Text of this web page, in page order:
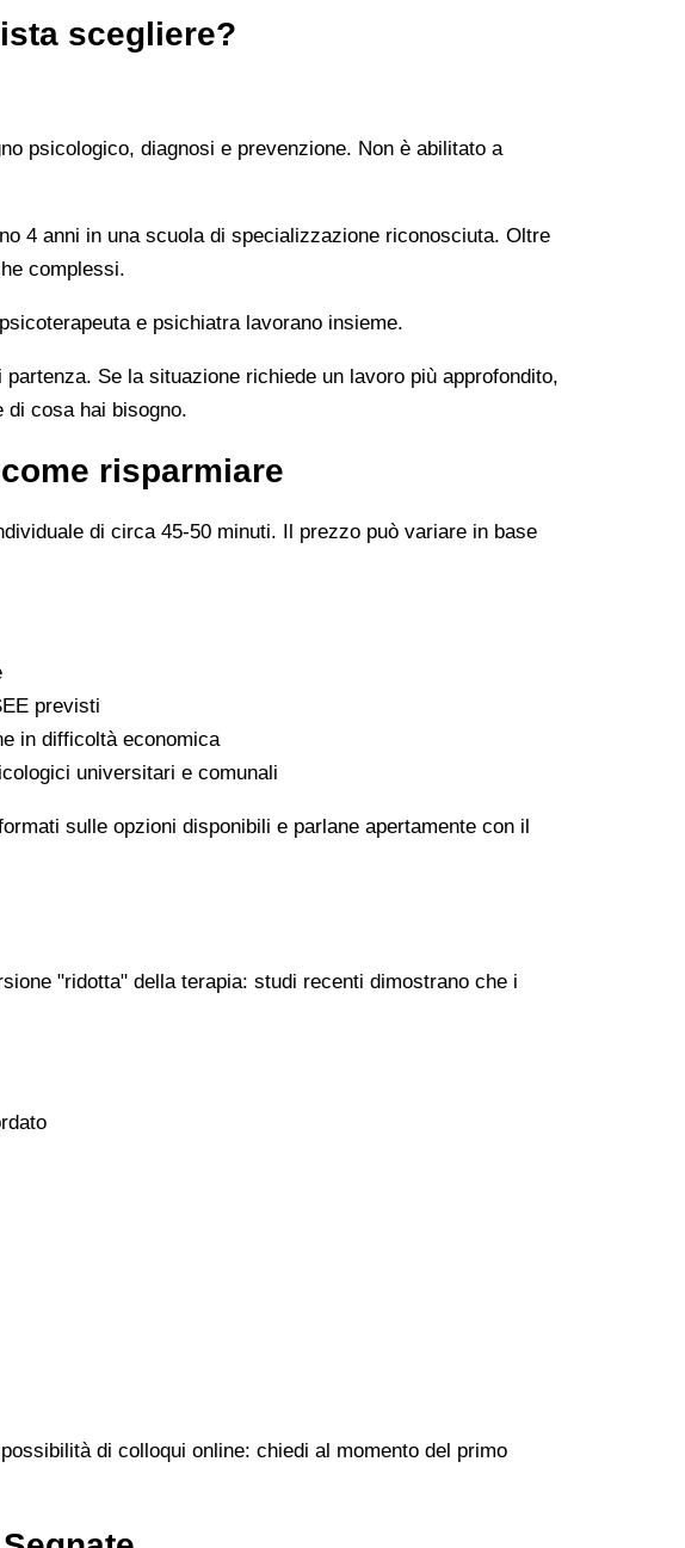
scegliere?
psicologico, diagnosi e prevenzione. Non è abilitato a
4 anni in una scuola di specializzazione riconosciuta. Oltre
complessi.
e psichiatra lavorano insieme.
Se la situazione richiede un lavoro più approfondito,
di cosa hai bisogno.
risparmiare
di circa 45-50 minuti. Il prezzo può variare in base
previsti
in difficoltà economica
universitari e comunali
sulle opzioni disponibili e parlane apertamente con il
"ridotta" della terapia: studi recenti dimostrano che i
di colloqui online: chiedi al momento del primo